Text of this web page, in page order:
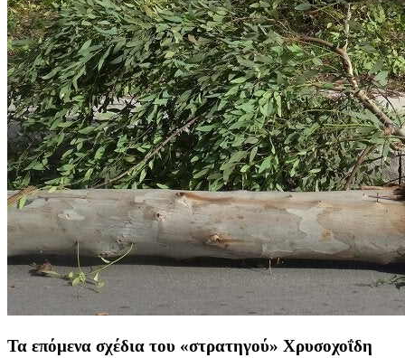
Τα επόμενα σχέδια του «στρατηγού» Χρυσοχοΐδη